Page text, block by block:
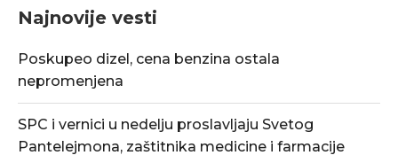
Najnovije vesti
Poskupeo dizel, cena benzina ostala
nepromenjena
SPC i vernici u nedelju proslavljaju Svetog
Pantelejmona, zaštitnika medicine i farmacije